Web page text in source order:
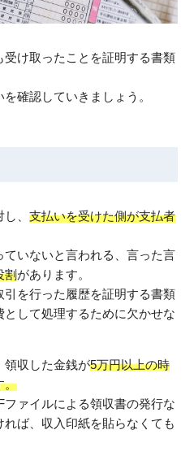
け取ったことを証明する書類
確認していきましょう。
、 支払いを受けた側が支払者
いないと言われる、言った言
割があります。
を行った履歴を証明する書類
して処理するために欠かせな
領収した金銭が5万円以上の時
。
ァイルによる領収書の発行な
ば、収入印紙を貼らなくても